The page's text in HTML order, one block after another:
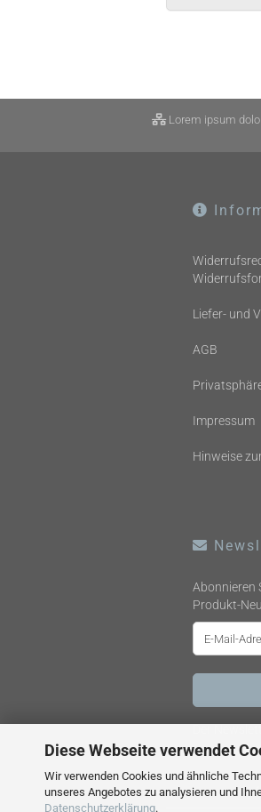
Diese Webseite verwendet
Wir verwenden Cookies und ähnliche
unseres Angebotes zu analysieren und
Datenschutzerklärung.
Lorem ipsum
Liefer- und
AGB
Impressum
Hinweise
Abonnieren
Produkt-